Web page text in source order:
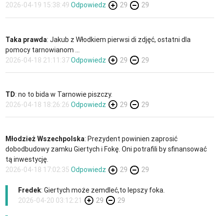
2026-04-19 15:38:49 Odpowiedz 29 29
Taka prawda: Jakub z Włodkiem pierwsi di zdjęć, ostatni dla
pomocy tarnowianom ...
2026-04-18 21:11:37Odpowiedz 29 29
TD: no to bida w Tarnowie piszczy.
2026-04-18 18:26:26 Odpowiedz 29 29
Młodzież Wszechpolska: Prezydent powinien zaprosić
dobodbudowy zamku Giertych i Fokę. Oni potrafili by sfinansować
tą inwestycję.
2026-04-18 17:02:35 Odpowiedz 29 29
Fredek: Giertych może zemdleć,to lepszy foka.
2026-04-20 03:12:21
29 29